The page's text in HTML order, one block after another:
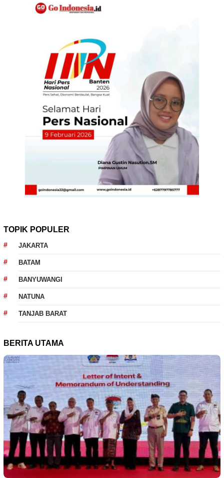
TOPIK POPULER
JAKARTA
BATAM
BANYUWANGI
NATUNA
TANJAB BARAT
BERITA UTAMA